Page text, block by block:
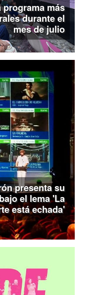
programa más
durante el
mes de julio
presenta su
el lema 'La
está echada'